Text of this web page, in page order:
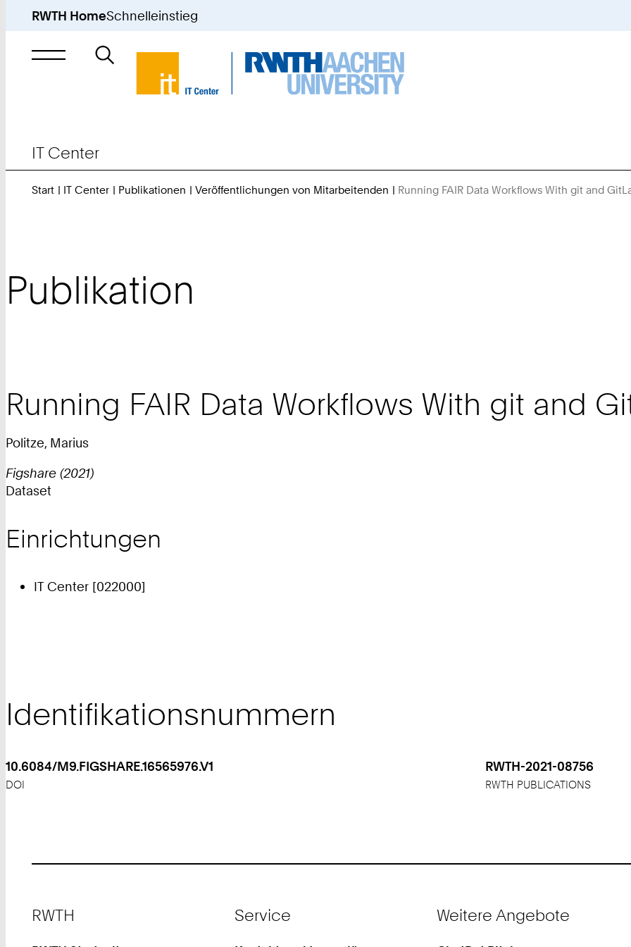
RWTH HomeSchnelleinstieg
Suche
nach
IT Center
Start IT Center Publikationen Veröffentlichungen von Mitarbeitenden Running FAIR Data Workflows With git and
Publikation
Running FAIR Data Workflows With git and
Politze, Marius
Figshare (2021)
Dataset
Einrichtungen
IT Center [022000]
Identifikationsnummern
10.6084/M9.FIGSHARE.16565976.V1
DOI
RWTH-2021-08756
RWTH PUBLICATIONS
RWTH Service Weitere Angebote